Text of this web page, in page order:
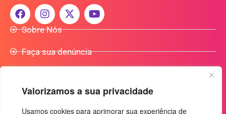
Valorizamos a sua privacidade
Usamos cookies para aprimorar sua experiência de
Sobre Nós
Faça sua denúncia
Anuncie Conosco